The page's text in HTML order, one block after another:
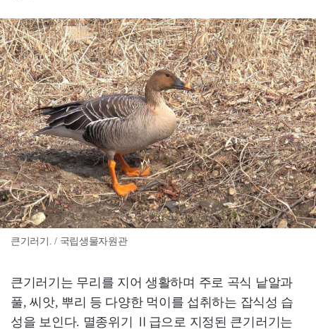
큰기러기. / 국립생물자원관
큰기러기는 무리를 지어 생활하며 주로 곡식 낱알과
풀, 씨앗, 뿌리 등 다양한 먹이를 섭취하는 잡식성 습
성을 보인다. 멸종위기 Ⅱ급으로 지정된 큰기러기는